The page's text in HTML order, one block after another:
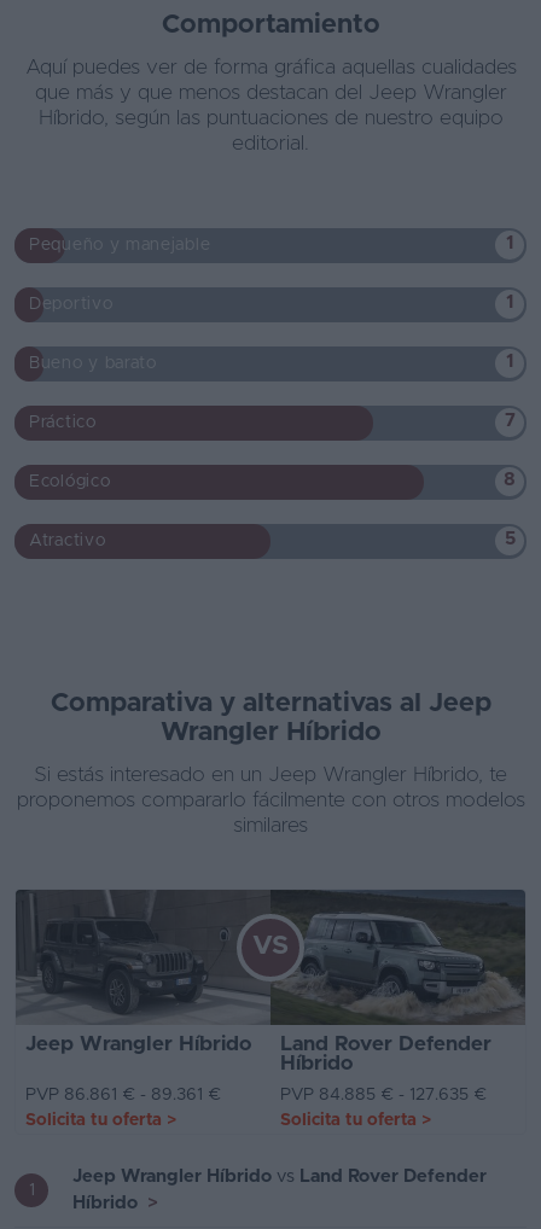
Comportamiento
Aquí puedes ver de forma gráfica aquellas cualidades
que más y que menos destacan del Jeep Wrangler
Híbrido, según las puntuaciones de nuestro equipo
editorial.
Pequeño y manejable 1
Deportivo 1
Bueno y barato 1
Práctico 7
Ecológico 8
Atractivo 5
Comparativa y alternativas al Jeep
Wrangler Híbrido
Si estás interesado en un Jeep Wrangler Híbrido, te
proponemos compararlo fácilmente con otros modelos
similares
Jeep Wrangler Híbrido
Land Rover Defender
Híbrido
VS
PVP 86.861 € - 89.361 €
PVP 84.885 € - 127.635 €
Solicita tu oferta > Solicita tu oferta >
1
Jeep Wrangler Híbrido vs Land Rover Defender
Híbrido >